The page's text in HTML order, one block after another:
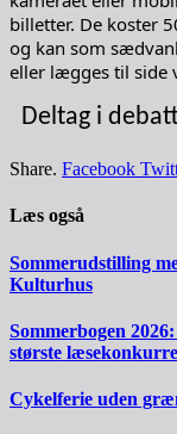
billetter. De koster
og kan som
eller lægges til side
Deltag i
Share. Facebook
Læs også
Sommerudstilling
Kulturhus
Sommerbogen
største
Cykelferie uden